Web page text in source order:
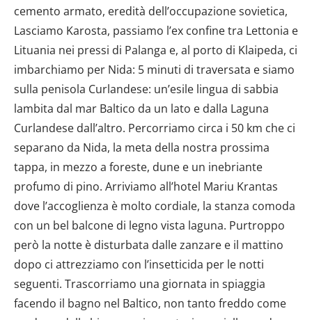
cemento armato, eredità dell’occupazione sovietica,
Lasciamo Karosta, passiamo l’ex confine tra Lettonia e
Lituania nei pressi di Palanga e, al porto di Klaipeda, ci
imbarchiamo per Nida: 5 minuti di traversata e siamo
sulla penisola Curlandese: un’esile lingua di sabbia
lambita dal mar Baltico da un lato e dalla Laguna
Curlandese dall’altro. Percorriamo circa i 50 km che ci
separano da Nida, la meta della nostra prossima
tappa, in mezzo a foreste, dune e un inebriante
profumo di pino. Arriviamo all’hotel Mariu Krantas
dove l’accoglienza è molto cordiale, la stanza comoda
con un bel balcone di legno vista laguna. Purtroppo
però la notte è disturbata dalle zanzare e il mattino
dopo ci attrezziamo con l’insetticida per le notti
seguenti. Trascorriamo una giornata in spiaggia
facendo il bagno nel Baltico, non tanto freddo come